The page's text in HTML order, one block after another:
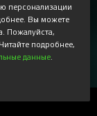
наши
с нашей
персонализации
Вы можете
Пожалуйста,
. Читайте подробнее,
данные